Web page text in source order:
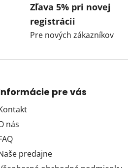
Zľava 5% pri novej
registrácii
Pre nových zákazníkov
pre vás
nás
predajne